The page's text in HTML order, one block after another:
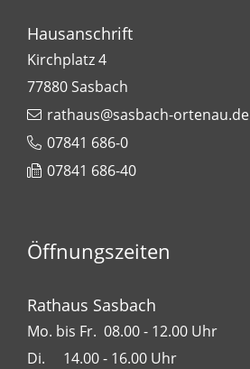
Hausanschrift
Kirchplatz 4
77880Sasbach
rathaus@sasbach-ortenau.de
07841 686-0
07841 686-40
Öffnungszeiten
Rathaus Sasbach
Mo. bis Fr. 08.00 - 12.00 Uhr
Di. 14.00 - 16.00 Uhr